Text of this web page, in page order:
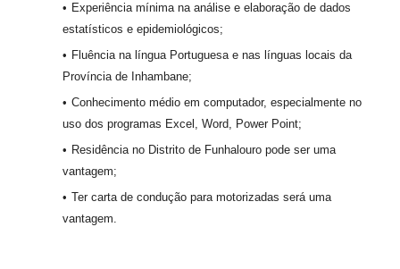
Experiência mínima na análise e elaboração de dados
estatísticos e epidemiológicos;
Fluência na língua Portuguesa e nas línguas locais da
Província de Inhambane;
Conhecimento médio em computador, especialmente no
uso dos programas Excel, Word, Power Point;
Residência no Distrito de Funhalouro pode ser uma
vantagem;
Ter carta de condução para motorizadas será uma
vantagem.